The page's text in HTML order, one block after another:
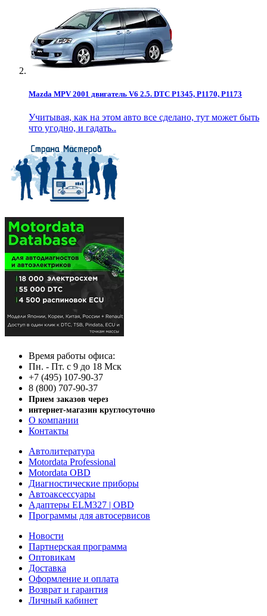
Mazda MPV 2001 двигатель V6 2.5. DTC P1345, P1170, P1173
Учитывая, как на этом авто все сделано, тут может быть
что угодно, и гадать..
Время работы офиса:
Пн. - Пт. с 9 до 18 Мск
+7 (495) 107-90-37
8 (800) 707-90-37
Прием заказов через
интернет-магазин круглосуточно
О компании
Контакты
Автолитература
Motordata Professional
Motordata OBD
Диагностические приборы
Автоаксессуары
Адаптеры ELM327 | OBD
Программы для автосервисов
Новости
Партнерская программа
Оптовикам
Доставка
Оформление и оплата
Возврат и гарантия
Личный кабинет